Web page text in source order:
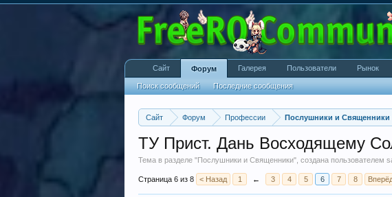
Сайт Форум Профессии Послушники и Священники
ТУ Прист. Дань Восходящему
Тема в разделе "Послушники и Священники", создана пользователем
Страница 6 из 8 < Назад 1 ← 3 4 5 6 7 8
Сайт Форум
Поиск сообщений Последние сообщения
Галерея Пользователи Рынок